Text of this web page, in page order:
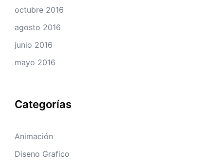
octubre 2016
agosto 2016
junio 2016
mayo 2016
Categorías
Animación
Diseno Grafico